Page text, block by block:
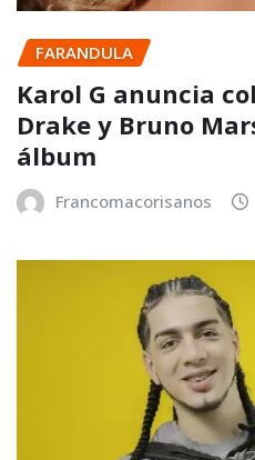
FARANDULA
Karol G anuncia
Drake y Bruno
álbum
Francomacorisanos